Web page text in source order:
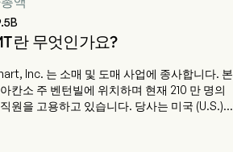
란 무엇인가요?
Inc. 는 소매 및 도매 사업에 종사합니다. 본
칸소 주 벤턴빌에 위치하며 현재 210 만 명의
원을 고용하고 있습니다. 당사는 미국 (U.S.),